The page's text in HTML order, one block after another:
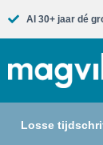
Al 30+ jaar dé
Losse